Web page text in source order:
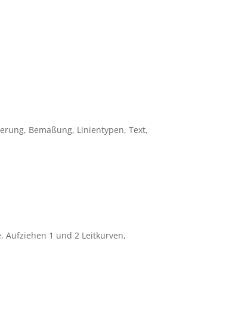
Bemaßung, Linientypen, Text,
Aufziehen 1 und 2 Leitkurven,